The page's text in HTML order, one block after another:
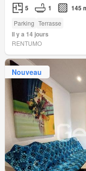
5 1 145
Parking Terrasse
Il y a 14 jours
RENTUMO
Nouveau